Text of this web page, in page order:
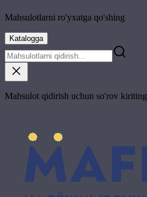
Mahsulotlarni ro'yxatga qo'shing
Katalogga
Mahsulot qidirish uchun so'rov kiriting